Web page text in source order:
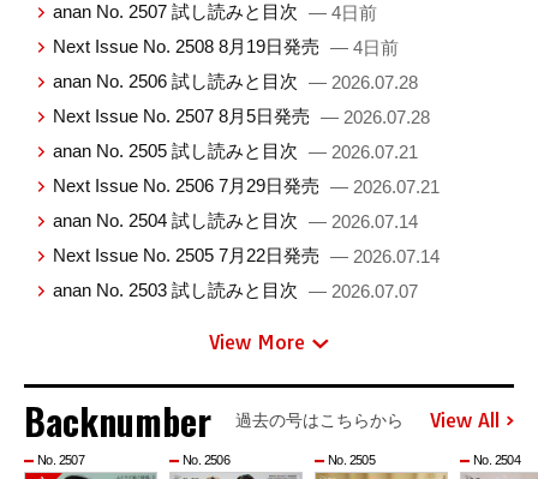
anan No. 2507 試し読みと目次 — 4日前
Next Issue No. 2508 8月19日発売 — 4日前
anan No. 2506 試し読みと目次 — 2026.07.28
Next Issue No. 2507 8月5日発売 — 2026.07.28
anan No. 2505 試し読みと目次 — 2026.07.21
Next Issue No. 2506 7月29日発売 — 2026.07.21
anan No. 2504 試し読みと目次 — 2026.07.14
Next Issue No. 2505 7月22日発売 — 2026.07.14
anan No. 2503 試し読みと目次 — 2026.07.07
View More
Backnumber 過去の号はこちらから View All
No. 2507 No. 2506 No. 2505 No. 2504